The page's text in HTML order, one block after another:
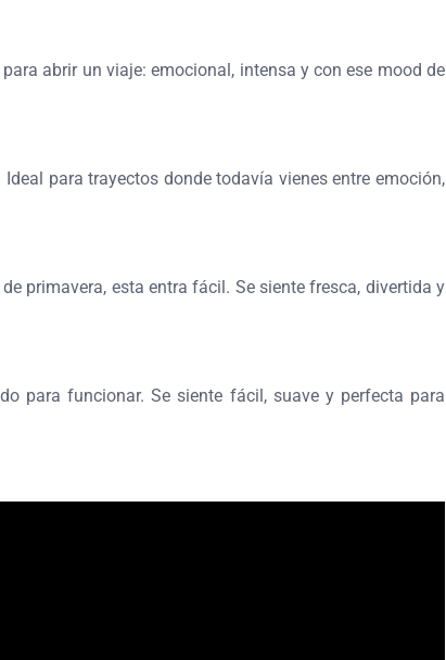
abrir un viaje: emocional, intensa y con ese mood de
para trayectos donde todavía vienes entre emoción,
primavera, esta entra fácil. Se siente fresca, divertida y
para funcionar. Se siente fácil, suave y perfecta para